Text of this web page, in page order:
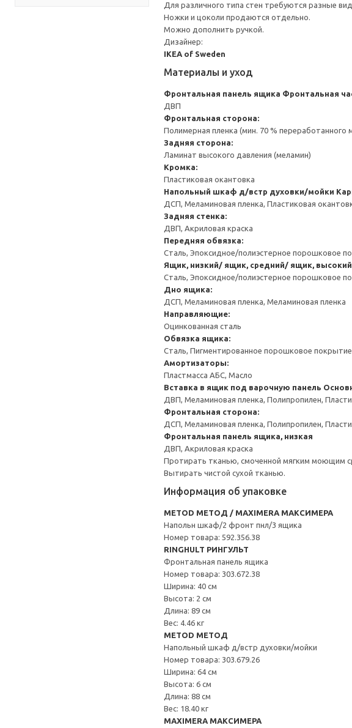
Для различного типа стен требуются разные
Ножки и цоколи продаются отдельно.
Можно дополнить ручкой.
Дизайнер:
IKEA of Sweden
Материалы и уход
Фронтальная панель ящика Фронтальная
ДВП
Фронтальная сторона:
Полимерная пленка (мин. 70 % переработанного
Задняя сторона:
Ламинат высокого давления (меламин)
Кромка:
Пластиковая окантовка
Напольный шкаф д/встр духовки/мойки
ДСП, Меламиновая пленка, Пластиковая
Задняя стенка:
ДВП, Акриловая краска
Передняя обвязка:
Сталь, Эпоксидное/полиэстерное порошковое
Ящик, низкий/ ящик, средний/ ящик, высокий
Сталь, Эпоксидное/полиэстерное порошковое
Дно ящика:
ДСП, Меламиновая пленка, Меламиновая пленка
Направляющие:
Оцинкованная сталь
Обвязка ящика:
Сталь, Пигментированное порошковое
Амортизаторы:
Пластмасса АБС, Масло
Вставка в ящик под варочную панель
ДВП, Меламиновая пленка, Полипропилен,
Фронтальная сторона:
ДСП, Меламиновая пленка, Полипропилен,
Фронтальная панель ящика, низкая
ДВП, Акриловая краска
Протирать тканью, смоченной мягким моющим
Вытирать чистой сухой тканью.
Информация об упаковке
METOD МЕТОД / MAXIMERA МАКСИМЕРА
Напольн шкаф/2 фронт пнл/3 ящика
Номер товара: 592.356.38
RINGHULT РИНГУЛЬТ
Фронтальная панель ящика
Номер товара: 303.672.38
Ширина: 40 см
Высота: 2 см
Длина: 89 см
Вес: 4.46 кг
METOD МЕТОД
Напольный шкаф д/встр духовки/мойки
Номер товара: 303.679.26
Ширина: 64 см
Высота: 6 см
Длина: 88 см
Вес: 18.40 кг
MAXIMERA МАКСИМЕРА